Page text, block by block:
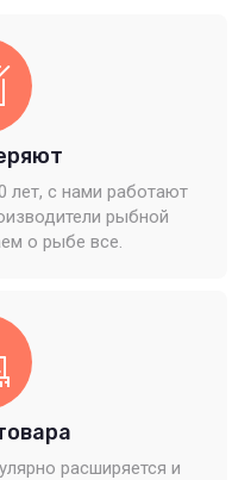
с нами работают
рыбной
о рыбе все.
расширяется и